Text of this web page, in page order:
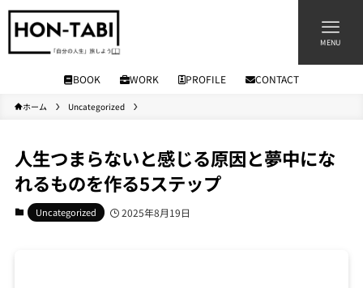
MENU
BOOK WORK PROFILE CONTACT
ホーム Uncategorized
人生つまらないと感じる原因と夢中にな
れるものを作る5ステップ
Uncategorized 2025年8月19日